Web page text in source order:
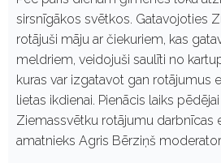
sirsnīgākos svētkos. Gatavojoties
rotājuši māju ar čiekuriem, kas
meldriem, veidojuši saulīti no
kuras var izgatavot gan rotājumus
lietas ikdienai. Pienācis laiks pēdējai
Ziemassvētku rotājumu darbnīcas
amatnieks Agris Bērziņš